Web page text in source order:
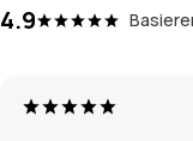
4.9